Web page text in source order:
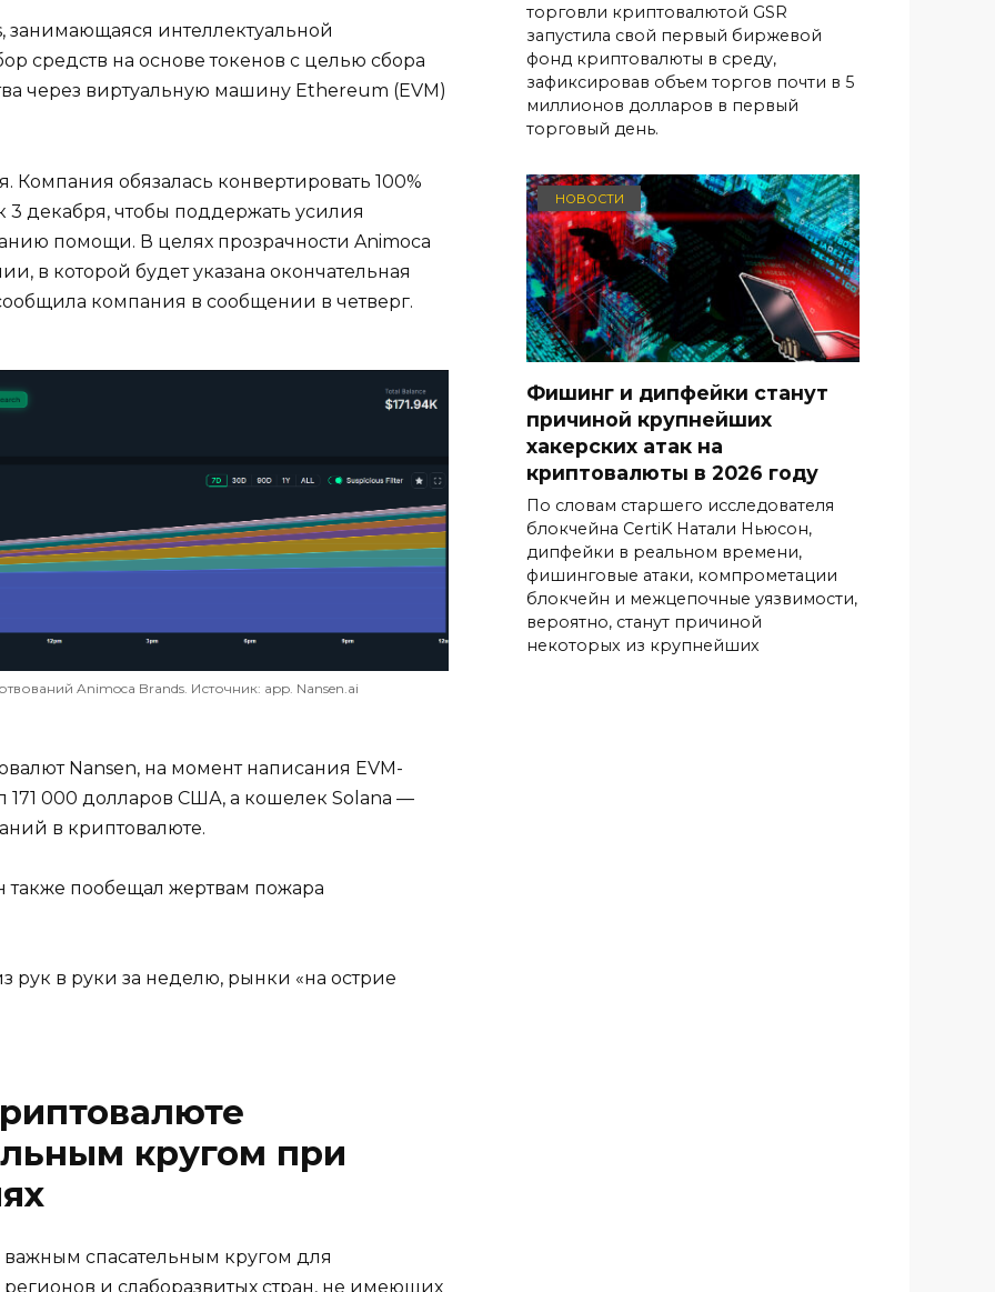
занимающаяся интеллектуальной
средств на основе токенов с целью сбора
через виртуальную машину Ethereum (EVM)
Компания обязалась конвертировать 100%
декабря, чтобы поддержать усилия
помощи. В целях прозрачности Animoca
в которой будет указана окончательная
компания в сообщении в четверг.
Animoca Brands. Источник: app. Nansen.ai
Nansen, на момент написания EVM-
000 долларов США, а кошелек Solana —
в криптовалюте.
пообещал жертвам пожара
рук в руки за неделю, рынки «на острие
кругом при
спасательным кругом для
и слаборазвитых стран, не имеющих
торговли криптовалютой GSR
запустила свой первый биржевой
фонд криптовалюты в среду,
зафиксировав объем торгов почти в 5
миллионов долларов в первый
торговый день.
НОВОСТИ
Фишинг и дипфейки станут
причиной крупнейших
хакерских атак на
криптовалюты в 2026 году
По словам старшего исследователя
блокчейна CertiK Натали Ньюсон,
дипфейки в реальном времени,
фишинговые атаки, компрометации
блокчейн и межцепочные уязвимости,
вероятно, станут причиной
некоторых из крупнейших